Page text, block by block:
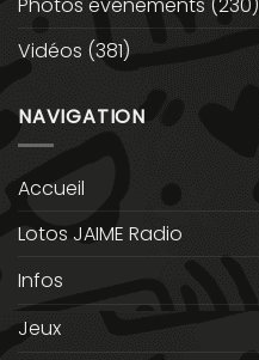
Vidéos (381)
NAVIGATION
Accueil
Lotos JAIME Radio
Infos
Jeux